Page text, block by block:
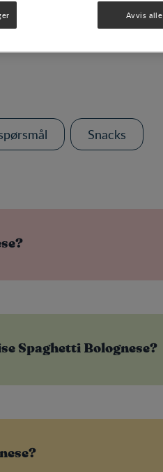
Snacks
Spaghetti Bolognese?
Avvis alle